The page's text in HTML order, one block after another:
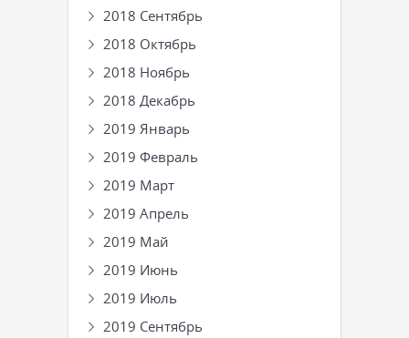
2018 Сентябрь
2018 Октябрь
2018 Ноябрь
2018 Декабрь
2019 Январь
2019 Февраль
2019 Март
2019 Апрель
2019 Май
2019 Июнь
2019 Июль
2019 Сентябрь